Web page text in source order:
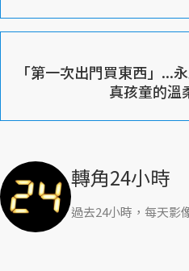
「第一次出門買東西」...
真孩童的溫
轉角24小時
過去24小時，每天影